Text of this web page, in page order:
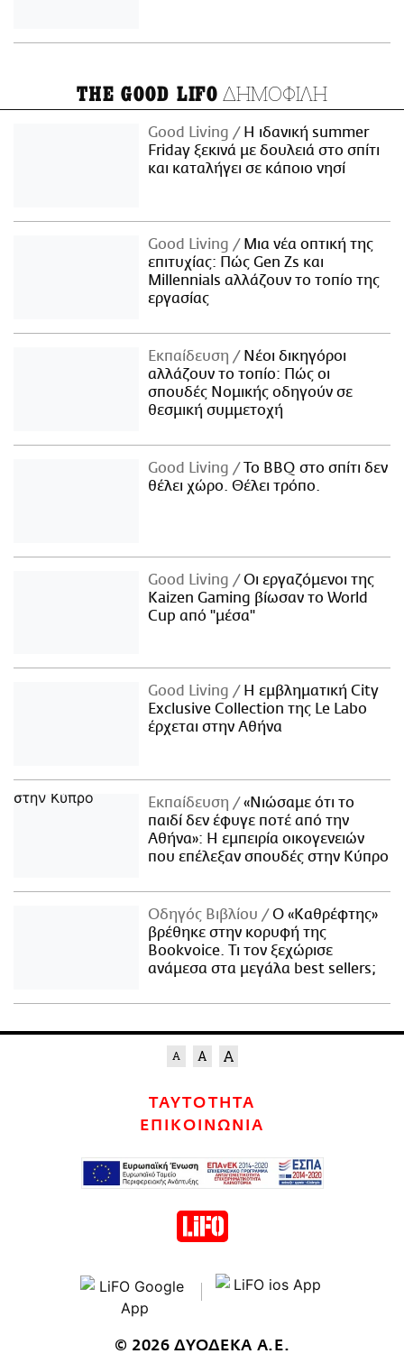
THE GOOD LIFO ΔΗΜΟΦΙΛΗ
Good Living
Η ιδανική summer
Friday ξεκινά με δουλειά στο σπίτι
και καταλήγει σε κάποιο νησί
Good Living
Μια νέα οπτική της
επιτυχίας: Πώς Gen Zs και
Millennials αλλάζουν το τοπίο της
εργασίας
Εκπαίδευση
Νέοι δικηγόροι
αλλάζουν το τοπίο: Πώς οι
σπουδές Νομικής οδηγούν σε
θεσμική συμμετοχή
Good Living
Το BBQ στο σπίτι δεν
θέλει χώρο. Θέλει τρόπο.
Good Living
Οι εργαζόμενοι της
Kaizen Gaming βίωσαν το World
Cup από "μέσα"
Good Living
Η εμβληματική City
Exclusive Collection της Le Labo
έρχεται στην Αθήνα
Εκπαίδευση
«Νιώσαμε ότι το
παιδί δεν έφυγε ποτέ από την
Αθήνα»: Η εμπειρία οικογενειών
που επέλεξαν σπουδές στην Κύπρο
Οδηγός Βιβλίου
Ο «Καθρέφτης»
βρέθηκε στην κορυφή της
Bookvoice. Τι τον ξεχώρισε
ανάμεσα στα μεγάλα best sellers;
ΤΑΥΤΟΤΗΤΑ
ΕΠΙΚΟΙΝΩΝΙΑ
© 2026 ΔΥΟΔΕΚΑ Α.Ε.